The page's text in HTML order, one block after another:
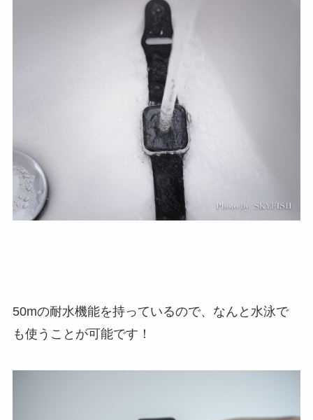
50mの耐水機能を持っているので、なんと水泳で
も使うことが可能です！